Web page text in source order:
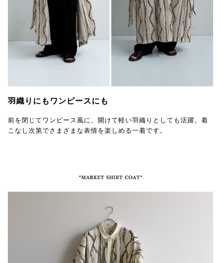
羽織りにもワンピースにも
前を閉じてワンピース風に、開けて軽い羽織りとしても活躍。着
こなし次第でさまざまな表情を楽しめる一着です。